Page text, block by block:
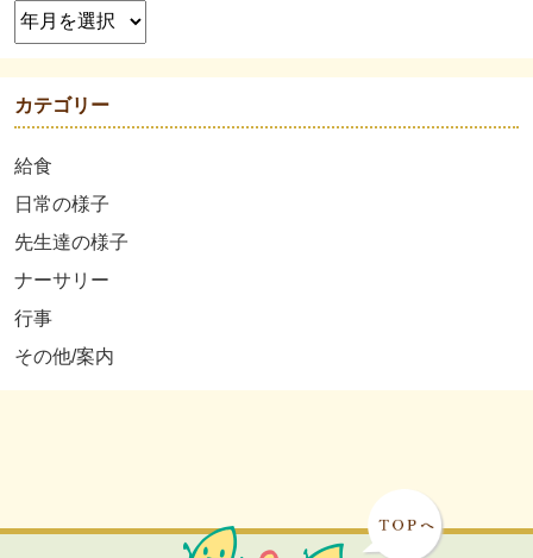
カテゴリー
給食
日常の様子
先生達の様子
ナーサリー
行事
その他/案内